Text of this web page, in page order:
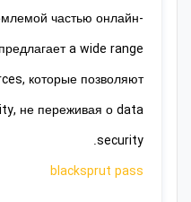
частью онлайн-
a wide range
которые позволяют
не переживая о data
security.
blacksprut pass